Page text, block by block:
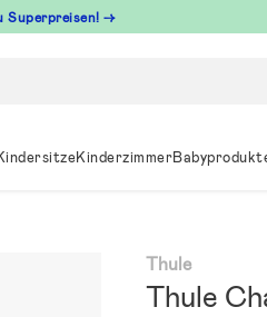
Superpreisen! →
Kinderzimmer
Thule
Thule